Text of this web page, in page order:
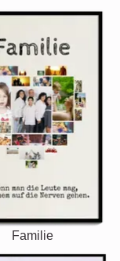
Familie